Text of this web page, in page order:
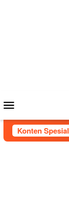
Mobile
Konten Spesial